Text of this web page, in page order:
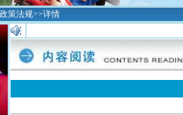
政策法规>>详情